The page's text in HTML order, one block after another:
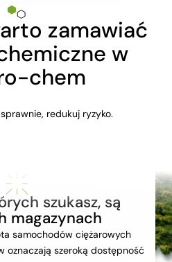
zamawiać
w
chem
redukuj ryzyko.
szukasz, są
magazynach
samochodów ciężarowych
oznaczają szeroką dostępność